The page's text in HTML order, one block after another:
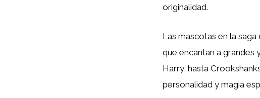
originalidad.
Las mascotas en la
que encantan a grandes
Harry, hasta
personalidad y magia